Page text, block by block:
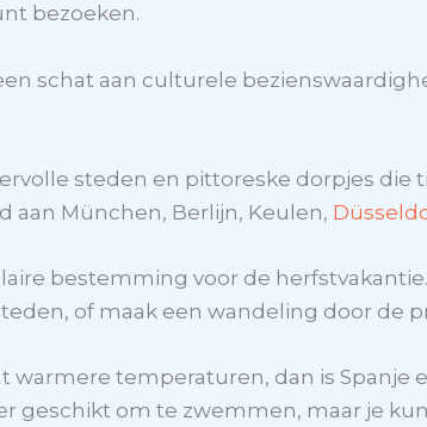
bezoeken.
schat aan culturele
steden en pittoreske dorpjes die
aan München, Berlijn, Keulen,
bestemming voor de
of maak een wandeling door de
warmere temperaturen, dan is Spanje
geschikt om te zwemmen, maar je